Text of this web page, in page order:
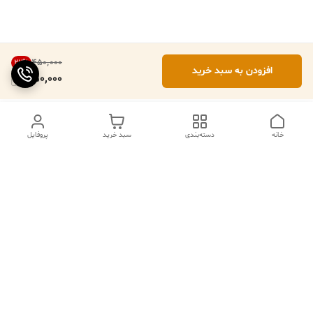
۴۵۰٬۰۰۰ 22%
350,000
افزودن به سبد خرید
پروفایل سبد خرید دسته‌بندی خانه